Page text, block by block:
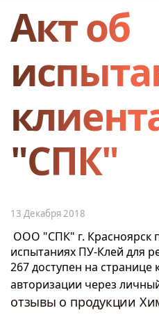
Акт об
"СПК"
13 Декабря 2018
ООО "СПК" г. Красноярск
испытаниях ПУ-Клей для
267 доступен на странице
авторизации через
отзывы о продукции